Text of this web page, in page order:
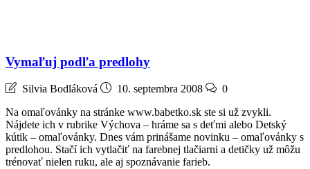
Vymaľuj podľa predlohy
Silvia Bodláková 10. septembra 2008
0
Na omaľovánky na stránke www.babetko.sk ste si už zvykli.
Nájdete ich v rubrike Výchova – hráme sa s deťmi alebo Detský
kútik – omaľovánky. Dnes vám prinášame novinku – omaľovánky s
predlohou. Stačí ich vytlačiť na farebnej tlačiarni a detičky už môžu
trénovať nielen ruku, ale aj spoznávanie farieb.